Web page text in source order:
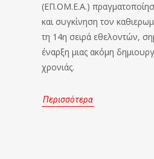
(ΕΠ.ΟΜ.Ε.Α.)
και συγκίνηση τον
τη 14η σειρά εθελοντών,
έναρξη μιας ακόμη
χρονιάς.
Περισσότερα